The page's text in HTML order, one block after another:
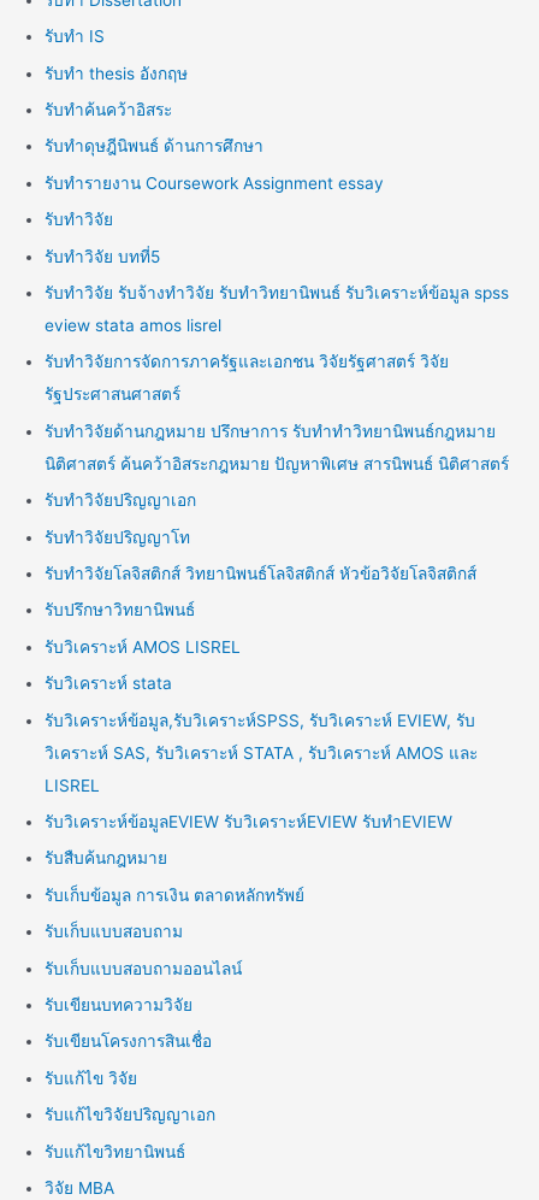
รับทำ IS
รับทำ thesis อังกฤษ
รับทำค้นคว้าอิสระ
รับทำดุษฎีนิพนธ์ ด้านการศึกษา
รับทำรายงาน Coursework Assignment essay
รับทำวิจัย
รับทำวิจัย บทที่5
รับทำวิจัย รับจ้างทำวิจัย รับทำวิทยานิพนธ์ รับวิเคราะห์ข้อมูล spss
eview stata amos lisrel
รับทำวิจัยการจัดการภาครัฐและเอกชน วิจัยรัฐศาสตร์ วิจัย
รัฐประศาสนศาสตร์
รับทำวิจัยด้านกฎหมาย ปรึกษาการ รับทำทำวิทยานิพนธ์กฎหมาย
นิติศาสตร์ ค้นคว้าอิสระกฎหมาย ปัญหาพิเศษ สารนิพนธ์ นิติศาสตร์
รับทำวิจัยปริญญาเอก
รับทำวิจัยปริญญาโท
รับทำวิจัยโลจิสติกส์ วิทยานิพนธ์โลจิสติกส์ หัวข้อวิจัยโลจิสติกส์
รับปรึกษาวิทยานิพนธ์
รับวิเคราะห์ AMOS LISREL
รับวิเคราะห์ stata
รับวิเคราะห์ข้อมูล,รับวิเคราะห์SPSS, รับวิเคราะห์ EVIEW, รับ
วิเคราะห์ SAS, รับวิเคราะห์ STATA , รับวิเคราะห์ AMOS และ
LISREL
รับวิเคราะห์ข้อมูลEVIEW รับวิเคราะห์EVIEW รับทำEVIEW
รับสืบค้นกฎหมาย
รับเก็บข้อมูล การเงิน ตลาดหลักทรัพย์
รับเก็บแบบสอบถาม
รับเก็บแบบสอบถามออนไลน์
รับเขียนบทความวิจัย
รับเขียนโครงการสินเชื่อ
รับแก้ไข วิจัย
รับแก้ไขวิจัยปริญญาเอก
รับแก้ไขวิทยานิพนธ์
วิจัย MBA